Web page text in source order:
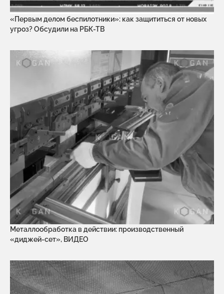
«Первым делом беспилотники»: как защититься от новых
угроз? Обсудили на РБК-ТВ
Металлообработка в действии: производственный
«диджей-сет», ВИДЕО